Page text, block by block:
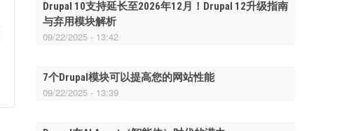
Drupal 10支持延长至2026年12月！Drupal 12升级指南
与弃用模块解析
09/22/2025 - 13:42
7个Drupal模块可以提高您的网站性能
09/22/2025 - 13:39